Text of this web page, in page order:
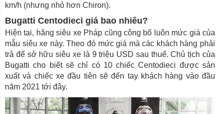
km/h (nhưng nhỏ hơn Chiron).
Bugatti Centodieci giá bao nhiêu?
Hiện tại, hãng siêu xe Pháp cũng công bố luôn mức giá của
mẫu siêu xe này. Theo đó mức giá mà các khách hàng phải
trả để sở hữu siêu xe là 9 triệu USD sau thuế. Chủ tịch của
Bugatti cho biết sẽ chỉ có 10 chiếc Centodieci được sản
xuất và chiếc xe đầu tiên sẽ đến tay khách hàng vào đầu
năm 2021 tới đây.